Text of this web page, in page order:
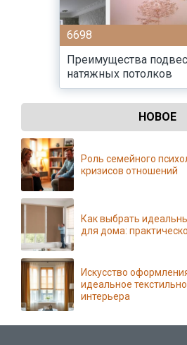
6698
Преимущества
натяжных потолков
НОВОЕ
Роль семейного
кризисов отношений
Как выбрать
для дома:
Искусство
идеальное
интерьера